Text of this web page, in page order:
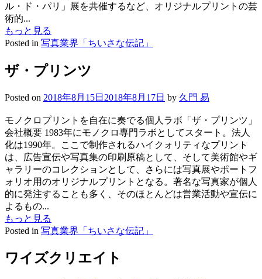
ル・ド・パリ」展を共催するなど、オリジナルプリントの芸
術的...
もっと見る
Posted in 写真業界「ちいさな伝記」
ザ・プリンツ
Posted on 2018年8月15日 2018年8月17日 by 久門 易
モノクロプリントを自在に奏でる個人ラボ「ザ・プリンツ」
会社概要 1983年にモノクロ専門ラボとしてスタート。法人
化は1990年。ここで制作されるハイクォリティなプリント
は、広告宣伝や写真集の印刷原稿として、そして美術館やギ
ャラリーのコレクションとして、さらには写真展やポートフ
ォリオ用のオリジナルプリントとなる。著名な写真家が個人
的に発注することも多く、そのほとんどは営業活動や宣伝に
よるもの...
もっと見る
Posted in 写真業界「ちいさな伝記」
ワイズクリエイト